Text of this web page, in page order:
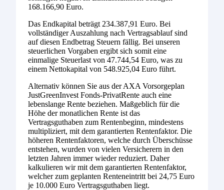
168.166,90 Euro.
Das Endkapital beträgt 234.387,91 Euro. Bei
vollständiger Auszahlung nach Vertragsablauf sind
auf diesen Endbetrag Steuern fällig. Bei unseren
steuerlichen Vorgaben ergibt sich somit eine
einmalige Steuerlast von 47.744,54 Euro, was zu
einem Nettokapital von 548.925,04 Euro führt.
Alternativ können Sie aus der AXA Vorsorgeplan
JustGreenInvest Fonds-PrivatRente auch eine
lebenslange Rente beziehen. Maßgeblich für die
Höhe der monatlichen Rente ist das
Vertragsguthaben zum Rentenbeginn, mindestens
multipliziert, mit dem garantierten Rentenfaktor. Die
höheren Rentenfaktoren, welche durch Überschüsse
entstehen, wurden von vielen Versicherern in den
letzten Jahren immer wieder reduziert. Daher
kalkulieren wir mit dem garantierten Rentenfaktor,
welcher zum geplanten Renteneintritt bei 24,75 Euro
je 10.000 Euro Vertragsguthaben liegt.